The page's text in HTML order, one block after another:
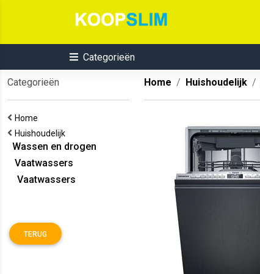
Categorieën
Categorieën
Home
Huishoudelijk
Wassen en drogen
Vaatwassers
Vaatwassers
TERUG
Home Huishoudelijk